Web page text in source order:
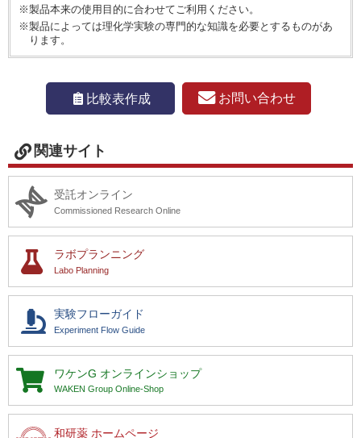
※製品本来の使用目的に合わせてご利用ください。
※製品によっては理化学実験の専門的な知識を必要とするものがあ
ります。
比較表作成 お問い合わせ
関連サイト
受託オンライン
Commissioned Research Online
ラボプランニング
Labo Planning
実験フローガイド
Experiment Flow Guide
ワケンG オンラインショップ
WAKEN Group Online-Shop
和研薬 ホームページ